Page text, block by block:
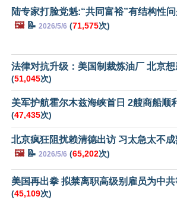
陆专家打脸党魁:“共同富裕”有结构性
🖼️📝 2026/5/6 (71,575次)
法律对抗升级：美国制裁炼油厂 北京
(51,045次)
美军护航霍尔木兹海峡首日 2艘商船顺
(47,435次)
北京疯狂阻扰赖清德出访 习太急太不成
🖼️📝 2026/5/6 (65,202次)
美国再出拳 拟禁离职高级别雇员为中
(45,109次)